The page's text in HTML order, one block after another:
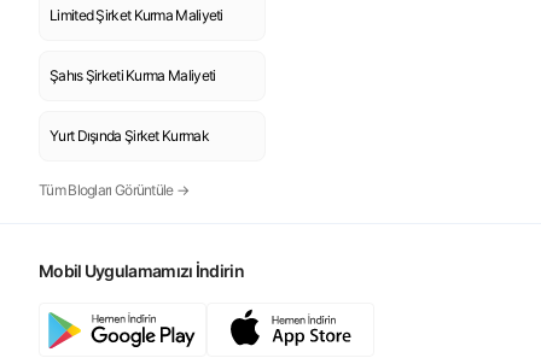
Limited Şirket Kurma Maliyeti
Şahıs Şirketi Kurma Maliyeti
Yurt Dışında Şirket Kurmak
Tüm Blogları Görüntüle →
Mobil Uygulamamızı İndirin